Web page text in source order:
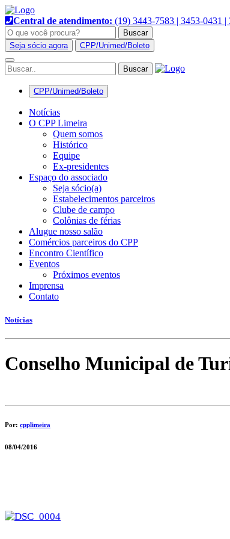
Pular
para
o
conteúdo
Central de atendimento: (19) 3443-7583 | 3453-0431
Buscar
Seja sócio agora
CPP/Unimed/Boleto
Alternar
navegação
CPP/Unimed/Boleto
Notícias
O CPP Limeira
Quem somos
Histórico
Equipe
Ex-presidentes
Espaço do associado
Seja sócio(a)
Estabelecimentos parceiros
Clube de campo
Colônias de férias
Alugue nosso salão
Comércios parceiros do CPP
Encontro Científico
Eventos
Próximos eventos
Imprensa
Contato
Notícias
Conselho Municipal de
Por: cpplimeira
08/04/2016